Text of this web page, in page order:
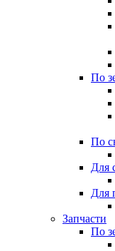
По
По
Для
Для
Запчасти
По